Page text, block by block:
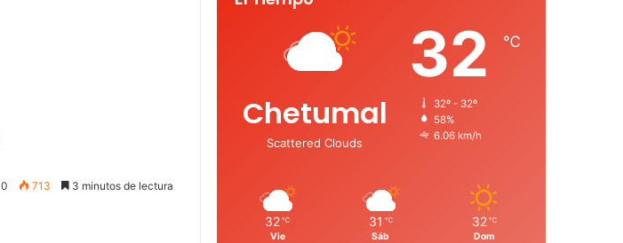
0 713 3 minutos de lectura
Chetumal
Scattered Clouds
32 ℃
32º - 32º
58%
6.06 km/h
32 ℃
Vie
31 ℃
Sáb
32 ℃
Dom